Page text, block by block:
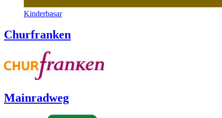
Kinderbasar
Churfranken
Mainradweg